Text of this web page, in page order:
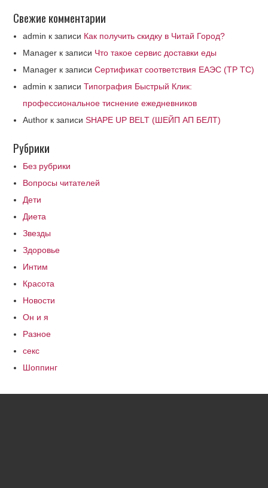
Свежие комментарии
admin к записи Как получить скидку в Читай Город?
Manager к записи Что такое сервис доставки еды
Manager к записиСертификат соответствия ЕАЭС (ТР ТС)
admin к записиТипография Быстрый Клик:
профессиональное тиснение ежедневников
Author к записиSHAPE UP BELT (ШЕЙП АП БЕЛТ)
Рубрики
Без рубрики
Вопросы читателей
Дети
Диета
Звезды
Здоровье
Интим
Красота
Новости
Он и я
Разное
секс
Шоппинг